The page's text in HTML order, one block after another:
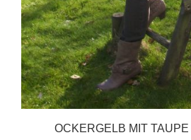
OCKERGELB MIT